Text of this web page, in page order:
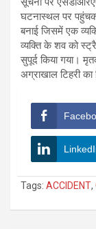
घटनास्थल पर
बनाई जिसमें एक
व्यक्ति के शव को
सुपूर्द किया गया।
अग्राखाल टिहरी का
Tags: ACCIDENT,